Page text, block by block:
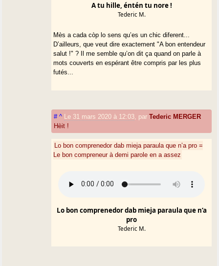
A tu hille, éntén tu nore !
Tederic M.
Mès a cada còp lo sens qu’es un chic diferent...
D’ailleurs, que veut dire exactement "A bon entendeur
salut !" ? Il me semble qu’on dit ça quand on parle à
mots couverts en espérant être compris par les plus
futés...
# ^ Le 31 mars 2020 à 12:03 parTederic MERGER
Hèit !
Lo bon comprenedor dab mieja paraula que n’a pro =
Le bon compreneur à demi parole en a assez
Lo bon comprenedor dab mieja paraula que n’a
pro
Tederic M.